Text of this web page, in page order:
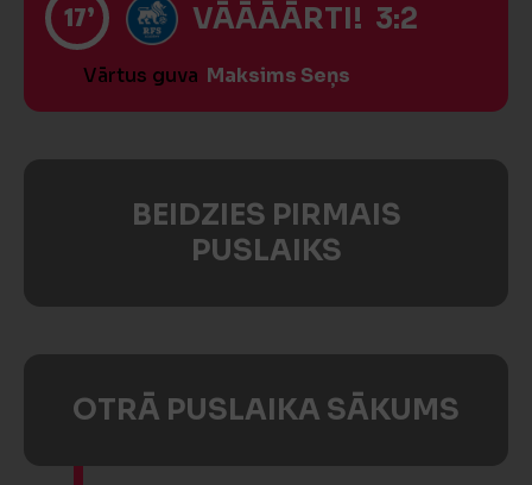
17’ VĀĀĀĀRTI! 3:2
Vārtus guva Maksims Seņs
BEIDZIES PIRMAIS
PUSLAIKS
OTRĀ PUSLAIKA SĀKUMS